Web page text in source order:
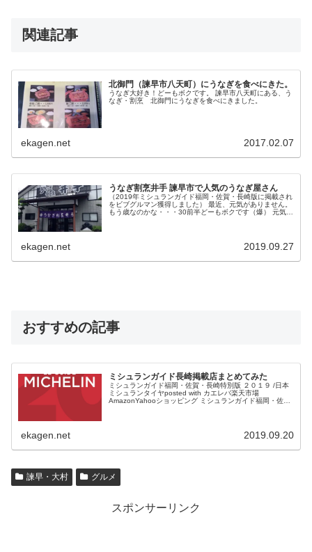
関連記事
北御門（諫早市八天町）にうなぎを食べにきた。
うなぎ大好き！どーもボクです。 諫早市八天町にある、う
なぎ・割烹 北御門にうなぎを食べにきました。
ekagen.net 2017.02.07
うなぎ割烹井手 諫早市で人気のうなぎ屋さん
（2019年ミシュランガイド福岡・佐賀・長崎版に掲載され
をビブグルマン獲得しました） 最近、元気がありません。
もう歳なのかな・・・30前半どーもボクです（爆） 元気が
ekagen.net 2019.09.27
おすすめの記事
ミシュランガイド長崎掲載店まとめてみた
ミシュランガイド福岡・佐賀・長崎特別版 ２０１９ /日本
ミシュランタイヤposted with カエレバ楽天市場
AmazonYahooショッピング ミシュランガイド福岡・佐
ekagen.net 2019.09.20
諫早・大村 グルメ
スポンサーリンク